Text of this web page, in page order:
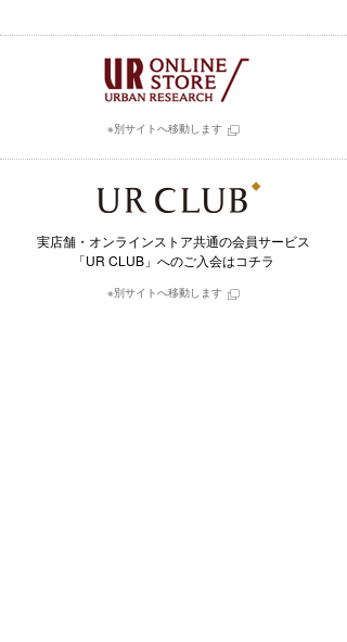
※別サイトへ移動します
実店舗・オンラインストア共通の会員サービス
「UR CLUB」へのご入会はコチラ
※別サイトへ移動します